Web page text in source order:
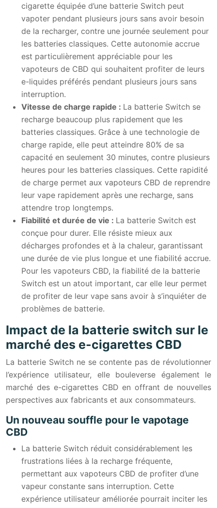
cigarette équipée d’une batterie Switch peut
vapoter pendant plusieurs jours sans avoir besoin
de la recharger, contre une journée seulement pour
les batteries classiques. Cette autonomie accrue
est particulièrement appréciable pour les
vapoteurs de CBD qui souhaitent profiter de leurs
e-liquides préférés pendant plusieurs jours sans
interruption.
Vitesse de charge rapide : La batterie Switch se
recharge beaucoup plus rapidement que les
batteries classiques. Grâce à une technologie de
charge rapide, elle peut atteindre 80% de sa
capacité en seulement 30 minutes, contre plusieurs
heures pour les batteries classiques. Cette rapidité
de charge permet aux vapoteurs CBD de reprendre
leur vape rapidement après une recharge, sans
attendre trop longtemps.
Fiabilité et durée de vie : La batterie Switch est
conçue pour durer. Elle résiste mieux aux
décharges profondes et à la chaleur, garantissant
une durée de vie plus longue et une fiabilité accrue.
Pour les vapoteurs CBD, la fiabilité de la batterie
Switch est un atout important, car elle leur permet
de profiter de leur vape sans avoir à s’inquiéter de
problèmes de batterie.
Impact de la batterie switch sur le
marché des e-cigarettes CBD
La batterie Switch ne se contente pas de révolutionner
l’expérience utilisateur, elle bouleverse également le
marché des e-cigarettes CBD en offrant de nouvelles
perspectives aux fabricants et aux consommateurs.
Un nouveau souffle pour le vapotage
CBD
La batterie Switch réduit considérablement les
frustrations liées à la recharge fréquente,
permettant aux vapoteurs CBD de profiter d’une
vapeur constante sans interruption. Cette
expérience utilisateur améliorée pourrait inciter les